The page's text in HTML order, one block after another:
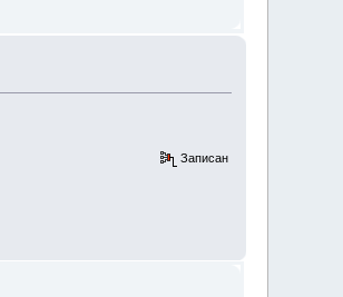
Записан